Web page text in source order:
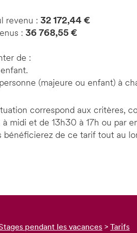
revenu :32 172,44 €
:36 768,55 €
de :
(majeure ou enfant) à
correspond aux critères,
midi et de 13h30 à 17h ou par
de ce tarif tout au
pendant les vacances >Tarifs